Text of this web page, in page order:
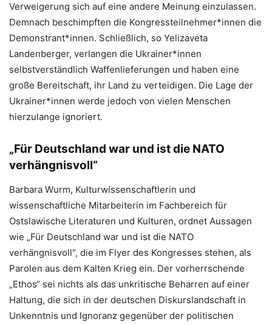
Verweigerung sich auf eine andere Meinung einzulassen.
Demnach beschimpften die Kongressteilnehmer*innen die
Demonstrant*innen. Schließlich, so Yelizaveta
Landenberger, verlangen die Ukrainer*innen
selbstverständlich Waffenlieferungen und haben eine
große Bereitschaft, ihr Land zu verteidigen. Die Lage der
Ukrainer*innen werde jedoch von vielen Menschen
hierzulange ignoriert.
„Für Deutschland war und ist die NATO
verhängnisvoll“
Barbara Wurm, Kulturwissenschaftlerin und
wissenschaftliche Mitarbeiterin im Fachbereich für
Ostslawische Literaturen und Kulturen, ordnet Aussagen
wie „Für Deutschland war und ist die NATO
verhängnisvoll“, die im Flyer des Kongresses stehen, als
Parolen aus dem Kalten Krieg ein. Der vorherrschende
„Ethos“ sei nichts als das unkritische Beharren auf einer
Haltung, die sich in der deutschen Diskurslandschaft in
Unkenntnis und Ignoranz gegenüber der politischen